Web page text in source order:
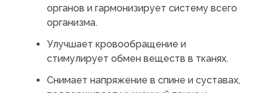
органов и гармонизирует систему всего
организма.
Улучшает кровообращение и
стимулирует обмен веществ в тканях.
Снимает напряжение в спине и суставах,